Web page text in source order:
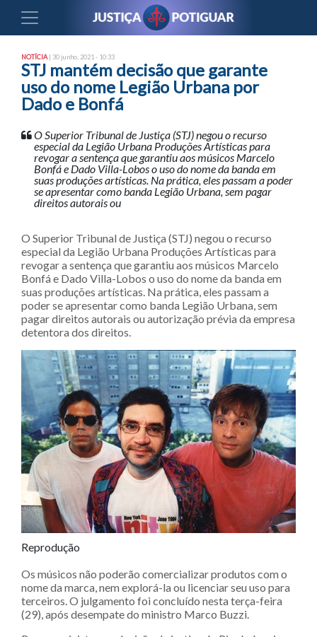
NOTÍCIA | 30 junho, 2021 - 10:33
STJ mantém decisão que garante
uso do nome Legião Urbana por
Dado e Bonfá
O Superior Tribunal de Justiça (STJ) negou o recurso
especial da Legião Urbana Produções Artísticas para
revogar a sentença que garantiu aos músicos Marcelo
Bonfá e Dado Villa-Lobos o uso do nome da banda em
suas produções artísticas. Na prática, eles passam a poder
se apresentar como banda Legião Urbana, sem pagar
direitos autorais ou
O Superior Tribunal de Justiça (STJ) negou o recurso
especial da Legião Urbana Produções Artísticas para
revogar a sentença que garantiu aos músicos Marcelo
Bonfá e Dado Villa-Lobos o uso do nome da banda em
suas produções artísticas. Na prática, eles passam a
poder se apresentar como banda Legião Urbana, sem
pagar direitos autorais ou autorização prévia da empresa
detentora dos direitos.
Reprodução
Os músicos não poderão comercializar produtos com o
nome da marca, nem explorá-la ou licenciar seu uso para
terceiros. O julgamento foi concluído nesta terça-feira
(29), após desempate do ministro Marco Buzzi.